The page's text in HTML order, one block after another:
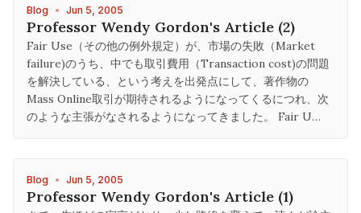
Blog • Jun 5, 2005
Professor Wendy Gordon's Article (2)
Fair Use（その他の例外規定）が、市場の失敗（Market
failure)のうち、中でも取引費用（Transaction cost)の問題
を解決している、という考えを出発点にして、著作物の
Mass Online取引が期待されるようになってくるにつれ、次
のような主張がなされるようになってきました。 Fair U…
Blog • Jun 5, 2005
Professor Wendy Gordon's Article (1)